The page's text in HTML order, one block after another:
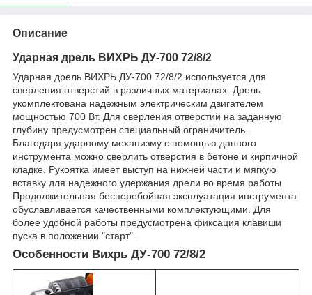
Описание
Ударная дрель ВИХРЬ ДУ-700 72/8/2
Ударная дрель ВИХРЬ ДУ-700 72/8/2 используется для
сверления отверстий в различных материалах. Дрель
укомплектована надежным электрическим двигателем
мощностью 700 Вт. Для сверления отверстий на заданную
глубину предусмотрен специальный ограничитель.
Благодаря ударному механизму с помощью данного
инструмента можно сверлить отверстия в бетоне и кирпичной
кладке. Рукоятка имеет выступ на нижней части и мягкую
вставку для надежного удержания дрели во время работы.
Продолжительная бесперебойная эксплуатация инструмента
обуславливается качественными комплектующими. Для
более удобной работы предусмотрена фиксация клавиши
пуска в положении "старт".
Особенности Вихрь ДУ-700 72/8/2